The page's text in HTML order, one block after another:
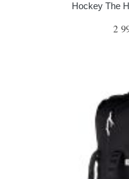
Hockey The
2